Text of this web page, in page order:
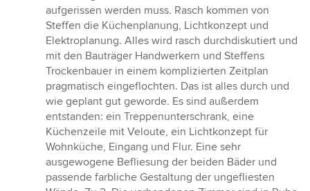
aufgerissen werden muss. Rasch kommen von
Steffen die Küchenplanung, Lichtkonzept und
Elektroplanung. Alles wird rasch durchdiskutiert und
mit den Bauträger Handwerkern und Steffens
Trockenbauer in einem komplizierten Zeitplan
pragmatisch eingeflochten. Das ist alles durch und
wie geplant gut geworde. Es sind außerdem
entstanden: ein Treppenunterschrank, eine
Küchenzeile mit Veloute, ein Lichtkonzept für
Wohnküche, Eingang und Flur. Eine sehr
ausgewogene Befliesung der beiden Bäder und
passende farbliche Gestaltung der ungefliesten